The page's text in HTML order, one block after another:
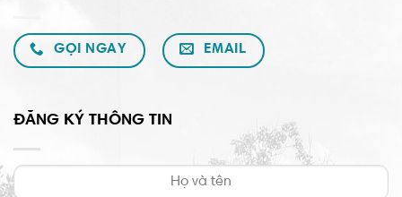
GỌI NGAY EMAIL
ĐĂNG KÝ THÔNG TIN